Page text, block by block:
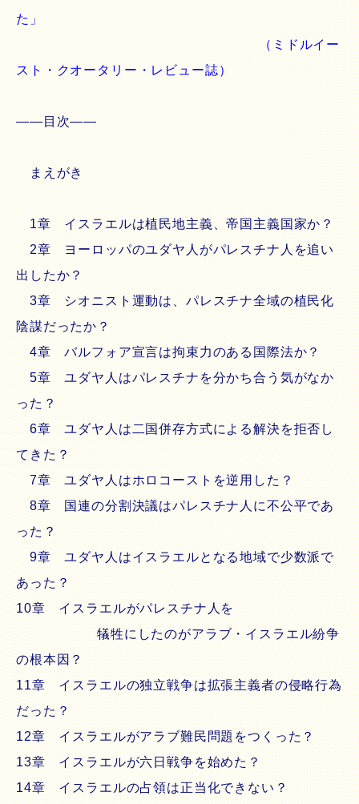
た」
（ミドルイー
スト・クオータリー・レビュー誌）
――目次――
まえがき
1章 イスラエルは植民地主義、帝国主義国家か？
2章 ヨーロッパのユダヤ人がパレスチナ人を追い
出したか？
3章 シオニスト運動は、パレスチナ全域の植民化
陰謀だったか？
4章 バルフォア宣言は拘束力のある国際法か？
5章 ユダヤ人はパレスチナを分かち合う気がなか
った？
6章 ユダヤ人は二国併存方式による解決を拒否し
てきた？
7章 ユダヤ人はホロコーストを逆用した？
8章 国連の分割決議はパレスチナ人に不公平であ
った？
9章 ユダヤ人はイスラエルとなる地域で少数派で
あった？
10章 イスラエルがパレスチナ人を
犠牲にしたのがアラブ・イスラエル紛争
の根本因？
11章 イスラエルの独立戦争は拡張主義者の侵略行為
だった？
12章 イスラエルがアラブ難民問題をつくった？
13章 イスラエルが六日戦争を始めた？
14章 イスラエルの占領は正当化できない？